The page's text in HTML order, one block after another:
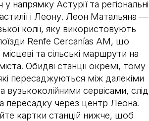
напрямку Астурії та регіональні
і Леону. Леон Матальяна —
колії, яку використовують
поїзди Renfe Cercanías AM, що
та сільські маршрути на
Обидві станції окремі, тому
пересаджуються між далекіми
вузькоколійними сервісами, слід
пересадку через центр Леона.
картки станцій нижче, щоб